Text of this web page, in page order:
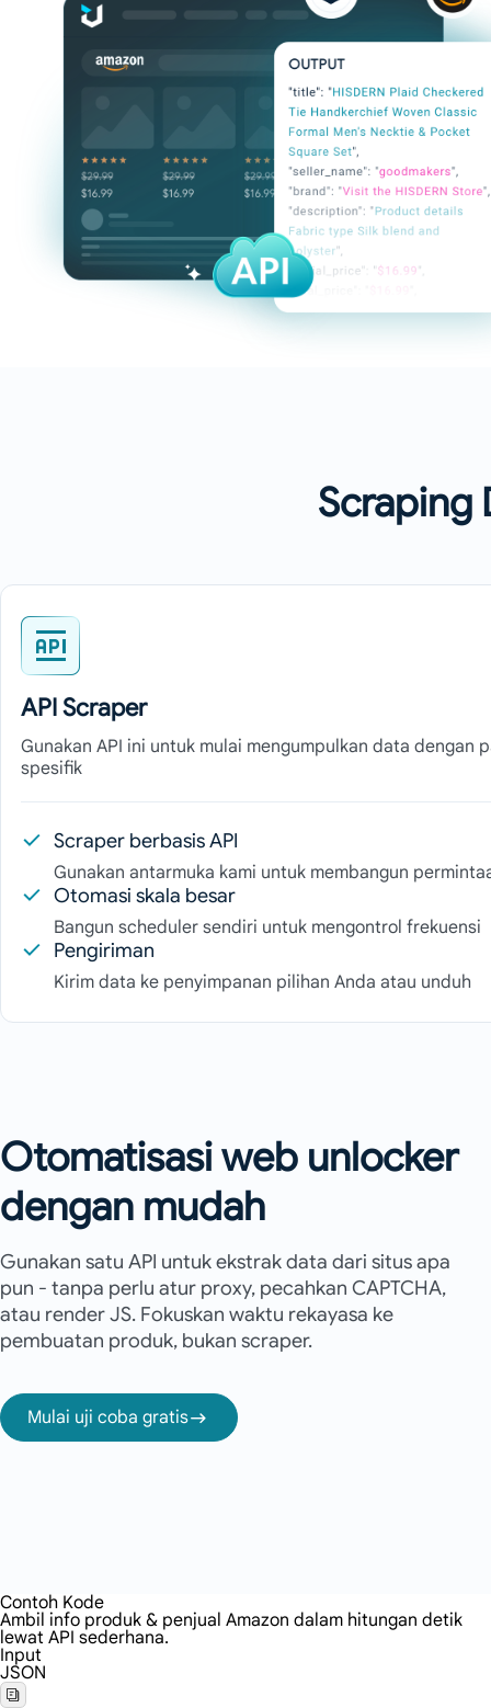
Scraping
API Scraper
Gunakan API ini untuk mulai mengumpulkan data dengan
spesifik
Scraper berbasis API
Gunakan antarmuka kami untuk membangun
Otomasi skala besar
Bangun scheduler sendiri untuk mengontrol frekuensi
Pengiriman
Kirim data ke penyimpanan pilihan Anda atau unduh
Otomatisasi web unlocker
dengan mudah
Gunakan satu API untuk ekstrak data dari situs apa
pun - tanpa perlu atur proxy, pecahkan CAPTCHA,
atau render JS. Fokuskan waktu rekayasa ke
pembuatan produk, bukan scraper.
Mulai uji coba gratis
Contoh Kode
Ambil info produk & penjual Amazon dalam hitungan detik
lewat API sederhana.
Input
JSON